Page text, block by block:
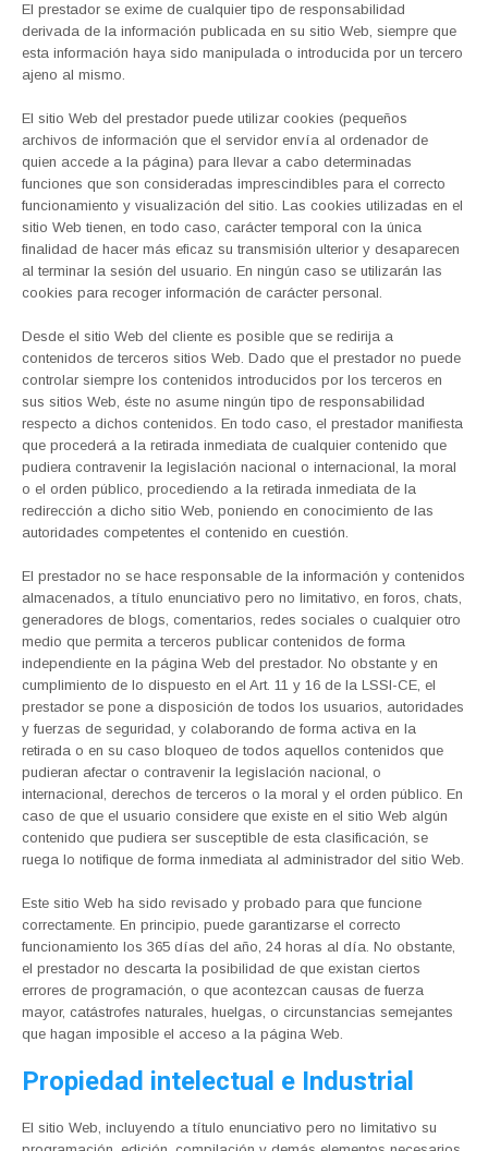
El prestador se exime de cualquier tipo de responsabilidad
derivada de la información publicada en su sitio Web, siempre que
esta información haya sido manipulada o introducida por un tercero
ajeno al mismo.
El sitio Web del prestador puede utilizar cookies (pequeños
archivos de información que el servidor envía al ordenador de
quien accede a la página) para llevar a cabo determinadas
funciones que son consideradas imprescindibles para el correcto
funcionamiento y visualización del sitio. Las cookies utilizadas en el
sitio Web tienen, en todo caso, carácter temporal con la única
finalidad de hacer más eficaz su transmisión ulterior y desaparecen
al terminar la sesión del usuario. En ningún caso se utilizarán las
cookies para recoger información de carácter personal.
Desde el sitio Web del cliente es posible que se redirija a
contenidos de terceros sitios Web. Dado que el prestador no puede
controlar siempre los contenidos introducidos por los terceros en
sus sitios Web, éste no asume ningún tipo de responsabilidad
respecto a dichos contenidos. En todo caso, el prestador manifiesta
que procederá a la retirada inmediata de cualquier contenido que
pudiera contravenir la legislación nacional o internacional, la moral
o el orden público, procediendo a la retirada inmediata de la
redirección a dicho sitio Web, poniendo en conocimiento de las
autoridades competentes el contenido en cuestión.
El prestador no se hace responsable de la información y contenidos
almacenados, a título enunciativo pero no limitativo, en foros, chats,
generadores de blogs, comentarios, redes sociales o cualquier otro
medio que permita a terceros publicar contenidos de forma
independiente en la página Web del prestador. No obstante y en
cumplimiento de lo dispuesto en el Art. 11 y 16 de la LSSI-CE, el
prestador se pone a disposición de todos los usuarios, autoridades
y fuerzas de seguridad, y colaborando de forma activa en la
retirada o en su caso bloqueo de todos aquellos contenidos que
pudieran afectar o contravenir la legislación nacional, o
internacional, derechos de terceros o la moral y el orden público. En
caso de que el usuario considere que existe en el sitio Web algún
contenido que pudiera ser susceptible de esta clasificación, se
ruega lo notifique de forma inmediata al administrador del sitio Web.
Este sitio Web ha sido revisado y probado para que funcione
correctamente. En principio, puede garantizarse el correcto
funcionamiento los 365 días del año, 24 horas al día. No obstante,
el prestador no descarta la posibilidad de que existan ciertos
errores de programación, o que acontezcan causas de fuerza
mayor, catástrofes naturales, huelgas, o circunstancias semejantes
que hagan imposible el acceso a la página Web.
Propiedad intelectual e Industrial
El sitio Web, incluyendo a título enunciativo pero no limitativo su